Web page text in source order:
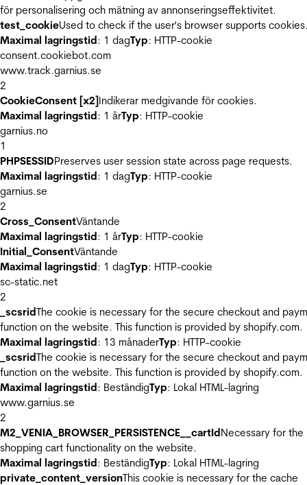
för personalisering och mätning av annonseringseffektivitet.
test_cookieUsed to check if the user's browser supports
Maximal lagringstid: 1 dagTyp: HTTP-cookie
consent.cookiebot.com
www.track.garnius.se
2
CookieConsent [x2]Indikerar medgivande för cookies.
Maximal lagringstid: 1 årTyp: HTTP-cookie
garnius.no
1
PHPSESSIDPreserves user session state across page requests.
Maximal lagringstid: 1 dagTyp: HTTP-cookie
garnius.se
2
Cross_ConsentVäntande
Maximal lagringstid: 1 årTyp: HTTP-cookie
Initial_ConsentVäntande
Maximal lagringstid: 1 dagTyp: HTTP-cookie
sc-static.net
2
_scsridThe cookie is necessary for the secure checkout and
function on the website. This function is provided by shopify.com.
Maximal lagringstid: 13 månaderTyp: HTTP-cookie
_scsridThe cookie is necessary for the secure checkout and
function on the website. This function is provided by shopify.com.
Maximal lagringstid: BeständigTyp: Lokal HTML-lagring
www.garnius.se
2
M2_VENIA_BROWSER_PERSISTENCE__cartIdNecessary for the
shopping cart functionality on the website.
Maximal lagringstid: BeständigTyp: Lokal HTML-lagring
private_content_versionThis cookie is necessary for the cache